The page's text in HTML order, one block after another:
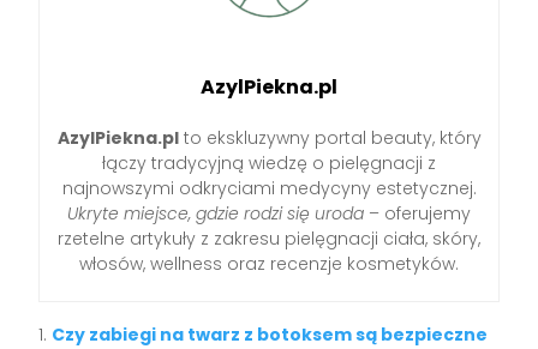
AzylPiekna.pl
AzylPiekna.plto ekskluzywny portal beauty, który
łączy tradycyjną wiedzę o pielęgnacji z
najnowszymi odkryciami medycyny estetycznej.
Ukryte miejsce, gdzie rodzi się uroda – oferujemy
rzetelne artykuły z zakresu pielęgnacji ciała, skóry,
włosów, wellness oraz recenzje kosmetyków.
Czy zabiegi na twarz z botoksem są bezpieczne